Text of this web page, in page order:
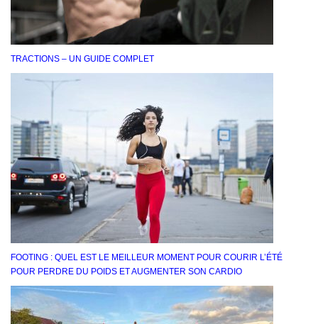
TRACTIONS – UN GUIDE COMPLET
FOOTING : QUEL EST LE MEILLEUR MOMENT POUR COURIR L’ÉTÉ
POUR PERDRE DU POIDS ET AUGMENTER SON CARDIO